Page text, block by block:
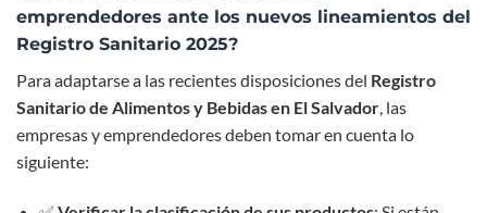
emprendedores ante los nuevos lineamientos del
Registro Sanitario 2025?
Para adaptarse a las recientes disposiciones del Registro
Sanitario de Alimentos y Bebidas en El Salvador, las
empresas y emprendedores deben tomar en cuenta lo
siguiente: